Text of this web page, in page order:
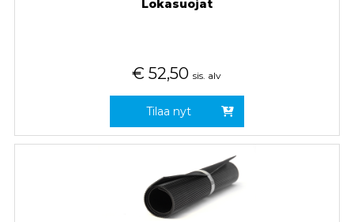
Lokasuojat
€ 52,50 sis. alv
Tilaa nyt